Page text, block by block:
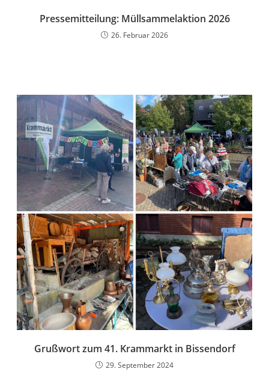
Pressemitteilung: Müllsammelaktion 2026
26. Februar 2026
Grußwort zum 41. Krammarkt in Bissendorf
29. September 2024